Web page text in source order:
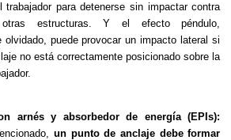
trabajador para detenerse sin impactar contra
estructuras. Y el efecto péndulo,
olvidado, puede provocar un impacto lateral si
no está correctamente posicionado sobre la
arnés y absorbedor de energía (EPIs):
un punto de anclaje debe formar